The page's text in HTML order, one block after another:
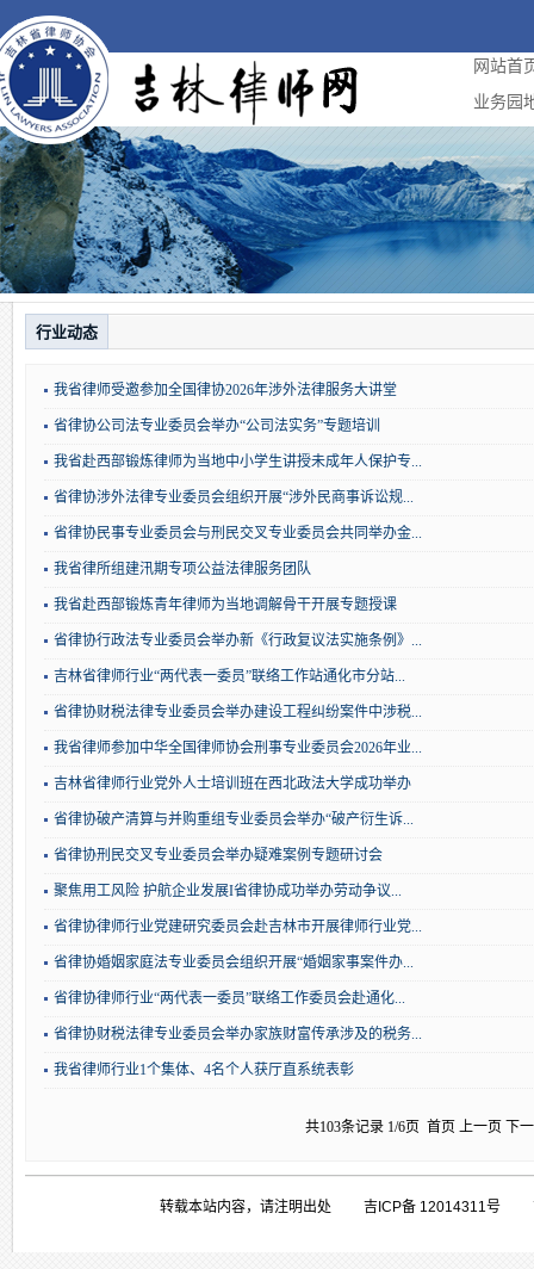
网站首
业务园
行业动态
我省律师受邀参加全国律协2026年涉外法律服务大讲堂
省律协公司法专业委员会举办“公司法实务”专题培训
我省赴西部锻炼律师为当地中小学生讲授未成年人保护专...
省律协涉外法律专业委员会组织开展“涉外民商事诉讼规...
省律协民事专业委员会与刑民交叉专业委员会共同举办金...
我省律所组建汛期专项公益法律服务团队
我省赴西部锻炼青年律师为当地调解骨干开展专题授课
省律协行政法专业委员会举办新《行政复议法实施条例》...
吉林省律师行业“两代表一委员”联络工作站通化市分站...
省律协财税法律专业委员会举办建设工程纠纷案件中涉税...
我省律师参加中华全国律师协会刑事专业委员会2026年业...
吉林省律师行业党外人士培训班在西北政法大学成功举办
省律协破产清算与并购重组专业委员会举办“破产衍生诉...
省律协刑民交叉专业委员会举办疑难案例专题研讨会
聚焦用工风险 护航企业发展Ι省律协成功举办劳动争议...
省律协律师行业党建研究委员会赴吉林市开展律师行业党...
省律协婚姻家庭法专业委员会组织开展“婚姻家事案件办...
省律协律师行业“两代表一委员”联络工作委员会赴通化...
省律协财税法律专业委员会举办家族财富传承涉及的税务...
我省律师行业1个集体、4名个人获厅直系统表彰
共103条记录 1/6页 首页 上一页 下
转载本站内容，请注明出处 吉ICP备 12014311号